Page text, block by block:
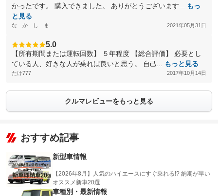
かったです。 購入できました。 ありがとうございます...
もっ
と見る
な か し ま 2021年05月31日
5.0
【所有期間または運転回数】 ５年程度 【総合評価】 必要とし
ている人、好きな人が乗れば良いと思う。 自己...
もっと見る
たけ777 2017年10月14日
クルマレビューをもっと見る
おすすめ記事
新型車情報
【2026年8月】人気のハイエースにすぐ乗れる!? 納期が早い
オススメ新車20選
車種別・最新情報